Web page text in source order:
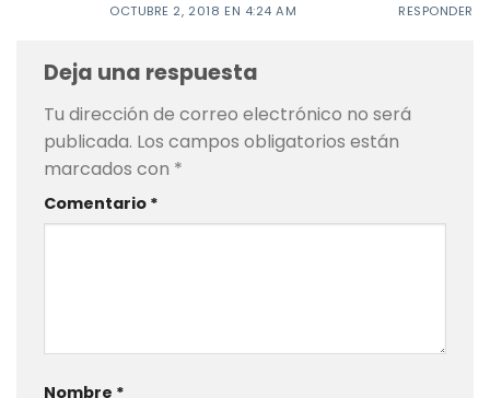
OCTUBRE 2, 2018 EN 4:24 AM RESPONDER
Deja una respuesta
Tu dirección de correo electrónico no será
publicada. Los campos obligatorios están
marcados con *
Comentario *
Nombre *